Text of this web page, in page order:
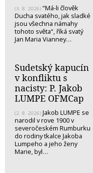
(3. 8. 2026) “Má-li člověk
Ducha svatého, jak sladké
jsou všechna námahy
tohoto světa“, říká svatý
Jan Maria Vianney…
Sudetský kapucín
v konfliktu s
nacisty: P. Jakob
LUMPE OFMCap
(2. 8. 2026) Jakob LUMPE se
narodil v rove 1900 v
severočeském Rumburku
do rodiny tkalce Jakoba
Lumpeho a jeho ženy
Marie, byl…